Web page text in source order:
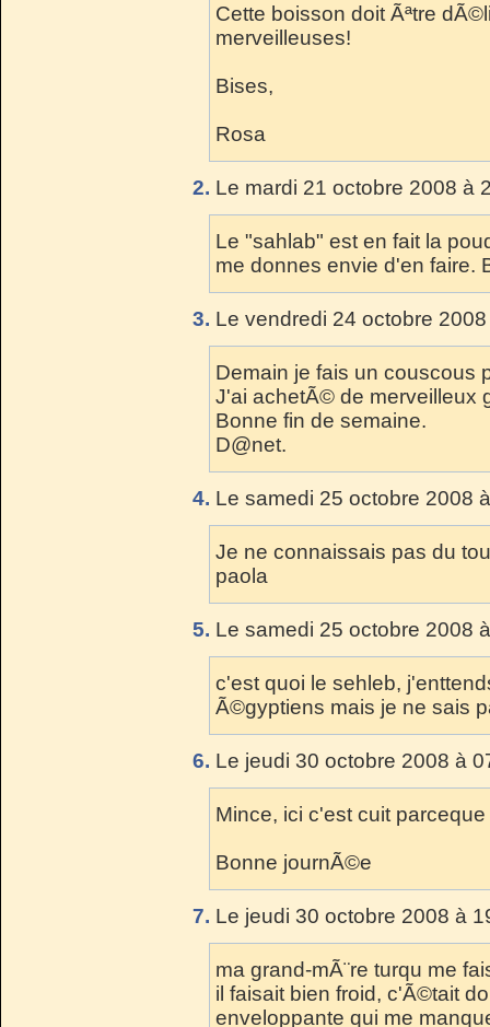
Cette boisson doit Ãªtre
merveilleuses!
Bises,
Rosa
2. Le mardi 21 octobre 2008 à
Le "sahlab" est en fait la
me donnes envie d'en faire.
3. Le vendredi 24 octobre
Demain je fais un couscous
J'ai achetÃ© de merveilleux
Bonne fin de semaine.
D@net.
4. Le samedi 25 octobre 2008
Je ne connaissais pas du
paola
5. Le samedi 25 octobre 2008
c'est quoi le sehleb,
Ã©gyptiens mais je ne sais
6. Le jeudi 30 octobre 2008 à
Mince, ici c'est cuit
Bonne journÃ©e
7. Le jeudi 30 octobre 2008 à
ma grand-mÃ¨re turqu me
il faisait bien froid, c'Ã©tait
enveloppante qui me